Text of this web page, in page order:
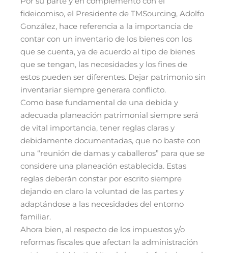
fideicomiso, el Presidente de TMSourcing, Adolfo
González, hace referencia a la importancia de
contar con un inventario de los bienes con los
que se cuenta, ya de acuerdo al tipo de bienes
que se tengan, las necesidades y los fines de
estos pueden ser diferentes. Dejar patrimonio sin
inventariar siempre generara conflicto.
Como base fundamental de una debida y
adecuada planeación patrimonial siempre será
de vital importancia, tener reglas claras y
debidamente documentadas, que no baste con
una “reunión de damas y caballeros” para que se
considere una planeación establecida. Estas
reglas deberán constar por escrito siempre
dejando en claro la voluntad de las partes y
adaptándose a las necesidades del entorno
familiar.
Ahora bien, al respecto de los impuestos y/o
reformas fiscales que afectan la administración